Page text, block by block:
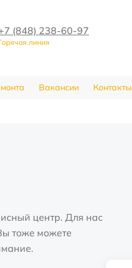
(848) 238-60-97
линия
Вакансии Контакты
центр. Для нас
тоже можете